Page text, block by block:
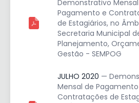
Demonstrativo
Pagamento e
de Estagiários, no
Secretaria Municipal
Planejamento,
Gestão - SEMPOG
JULHO 2020 —
Mensal de
Contratações de